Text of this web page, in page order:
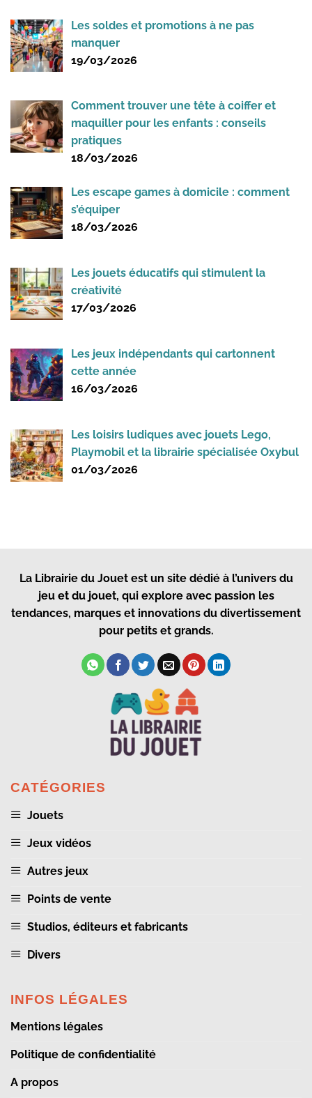
Les soldes et promotions à ne pas
manquer
19/03/2026
Comment trouver une tête à coiffer et
maquiller pour les enfants : conseils
pratiques
18/03/2026
Les escape games à domicile : comment
s’équiper
18/03/2026
Les jouets éducatifs qui stimulent la
créativité
17/03/2026
Les jeux indépendants qui cartonnent
cette année
16/03/2026
Les loisirs ludiques avec jouets Lego,
Playmobil et la librairie spécialisée Oxybul
01/03/2026
La Librairie du Jouetest un site dédié à l’univers du
jeu et du jouet, qui explore avec passion les
tendances, marques et innovations du divertissement
pour petits et grands.
CATÉGORIES
Jouets
Jeux vidéos
Autres jeux
Points de vente
Studios, éditeurs et fabricants
Divers
INFOS LÉGALES
Mentions légales
Politique de confidentialité
A propos